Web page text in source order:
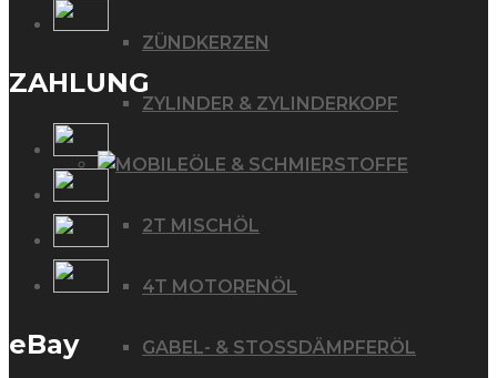
ZÜNDKERZEN
ZYLINDER & ZYLINDERKOPF
ÖLE & SCHMIERSTOFFE
2T MISCHÖL
4T MOTORENÖL
GABEL- & STOSSDÄMPFERÖL
ZAHLUNG
eBay